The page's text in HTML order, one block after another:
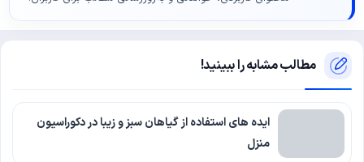
مطالب مشابه را ببینید!
ایده های استفاده از گیاهان سبز و زیبا در دکوراسیون
منزل